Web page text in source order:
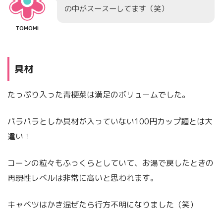
TOMOMI
の中がスースーしてます（笑）
具材
たっぷり入った青梗菜は満足のボリュームでした。
パラパラとしか具材が入っていない100円カップ麺とは大
違い！
コーンの粒々もふっくらとしていて、お湯で戻したときの
再現性レベルは非常に高いと思われます。
キャベツはかき混ぜたら行方不明になりました（笑）